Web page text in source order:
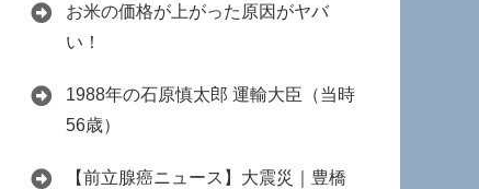
お米の価格が上がった原因がヤバ
い！
1988年の石原慎太郎 運輸大臣（当時
56歳）
【前立腺癌ニュース】大震災｜豊橋